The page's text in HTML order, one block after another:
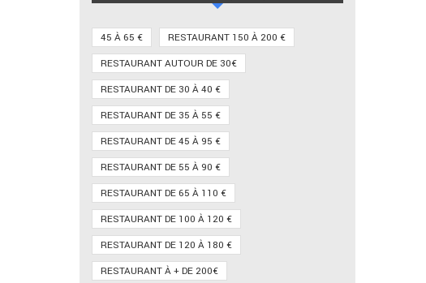
45 À 65 €
RESTAURANT 150 À 200 €
RESTAURANT AUTOUR DE 30€
RESTAURANT DE 30 À 40 €
RESTAURANT DE 35 À 55 €
RESTAURANT DE 45 À 95 €
RESTAURANT DE 55 À 90 €
RESTAURANT DE 65 À 110 €
RESTAURANT DE 100 À 120 €
RESTAURANT DE 120 À 180 €
RESTAURANT À + DE 200€